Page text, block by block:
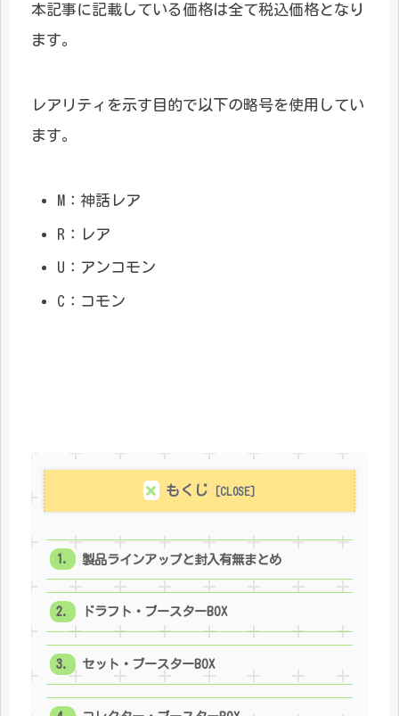
本記事に記載している価格は全て税込価格となり
ます。
レアリティを示す目的で以下の略号を使用してい
ます。
M：神話レア
R：レア
U：アンコモン
C：コモン
もくじ
製品ラインアップと封入有無まとめ
ドラフト・ブースターBOX
セット・ブースターBOX